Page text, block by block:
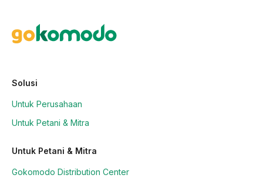
Solusi
Untuk Perusahaan
Untuk Petani & Mitra
Untuk Petani & Mitra
Gokomodo Distribution Center